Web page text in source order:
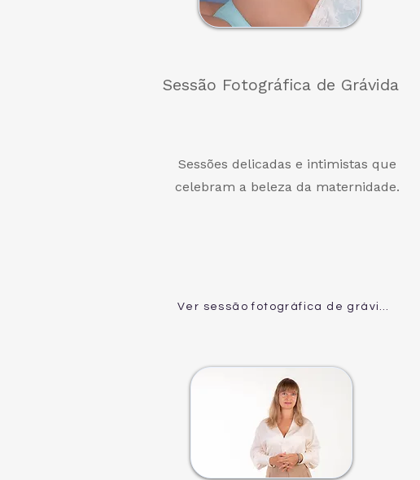
Sessão Fotográfica de Grávida
Sessões delicadas e intimistas que
celebram a beleza da maternidade.
Ver sessão fotográfica de grávida